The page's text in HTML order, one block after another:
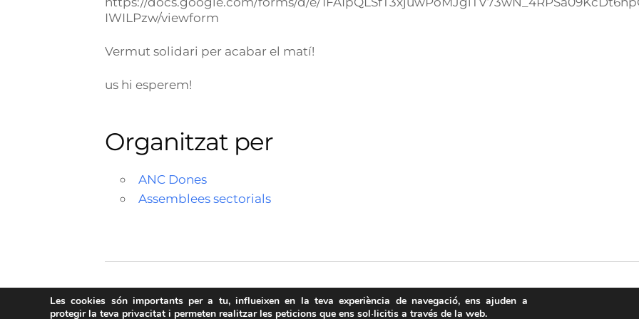
IWILPzw/viewform
Vermut solidari per acabar el matí!
us hi esperem!
Organitzat per
ANC Dones
Assemblees sectorials
Les cookies són importants per a tu, influeixen en la teva experiència de navegació, ens ajuden a
protegir la teva privacitat i permeten realitzar les peticions que ens sol·licitis a través de la web.